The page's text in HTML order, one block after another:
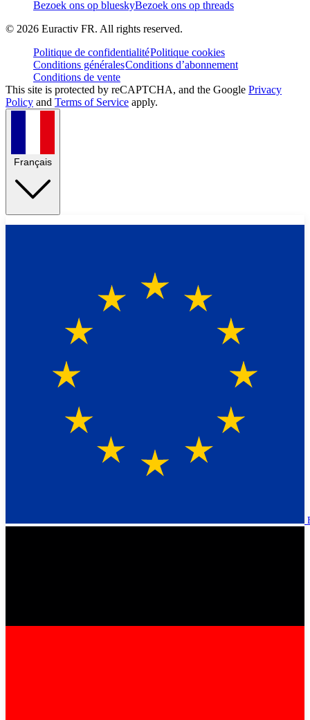
Bezoek ons op blueskyBezoek ons op threads
© 2026 Euractiv FR. All rights reserved.
Politique de confidentialitéPolitique cookies
Conditions généralesConditions d’abonnement
Conditions de vente
This site is protected by reCAPTCHA, and the Google Privacy
Policy and Terms of Service apply.
Français